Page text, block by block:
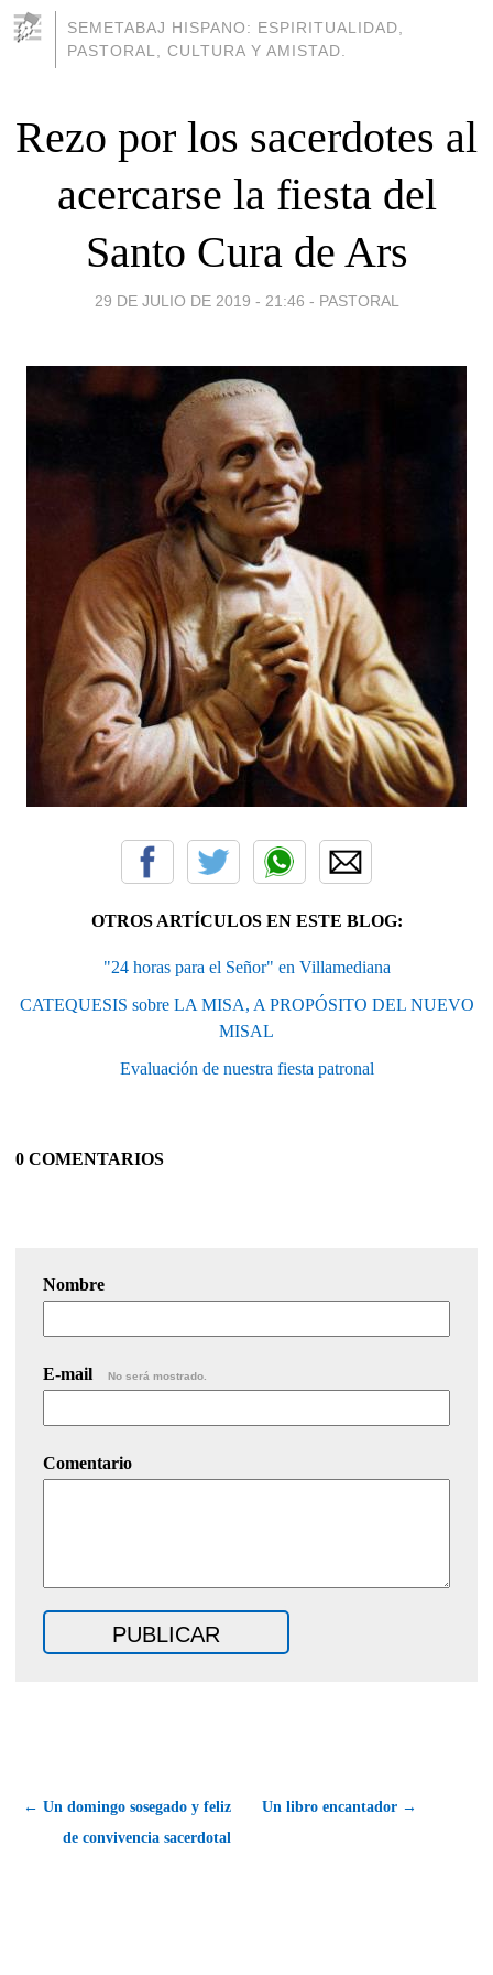
SEMETABAJ HISPANO: ESPIRITUALIDAD,
PASTORAL, CULTURA Y AMISTAD.
Rezo por los sacerdotes al
acercarse la fiesta del
Santo Cura de Ars
29 DE JULIO DE 2019 - 21:46 - PASTORAL
OTROS ARTÍCULOS EN ESTE BLOG:
"24 horas para el Señor" en Villamediana
CATEQUESIS sobre LA MISA, A PROPÓSITO DEL NUEVO
MISAL
Evaluación de nuestra fiesta patronal
0 COMENTARIOS
Nombre
E-mail No será mostrado.
Comentario
← Un domingo sosegado y feliz
de convivencia sacerdotal
Un libro encantador →